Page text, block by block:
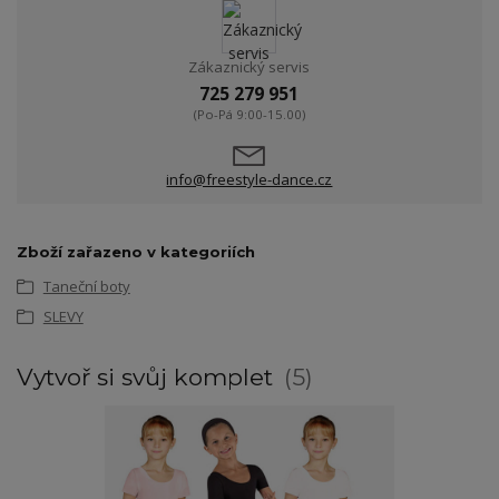
Zákaznický servis
725 279 951
(Po-Pá 9:00-15.00)
info@freestyle-dance.cz
Zboží zařazeno v kategoriích
Taneční boty
SLEVY
Vytvoř si svůj komplet 5